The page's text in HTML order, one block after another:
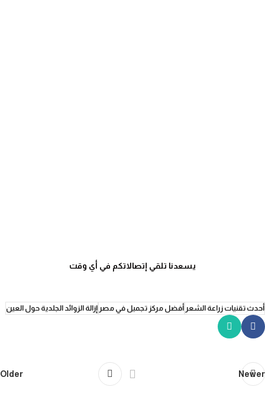
يسعدنا تلقي إتصالاتكم في أي وقت
أحدث تقنيات زراعة الشعر أفضل مركز تجميل في مصر إزالة الزوائد الجلدية حول العين
Newer
Older